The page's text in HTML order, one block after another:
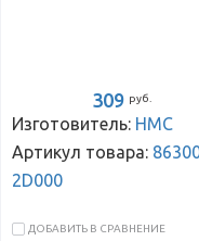
309 руб.
Изготовитель: HMC
Артикул товара:
2D000
ДОБАВИТЬ В СРАВНЕНИЕ